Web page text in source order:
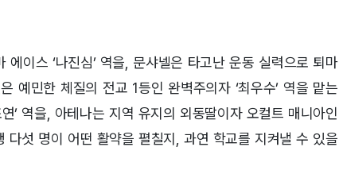
이스 ‘나진심’ 역을, 문샤넬은 타고난 운동 실력으로 퇴마
예민한 체질의 전교 1등인 완벽주의자 ‘최우수’ 역을 맡는
’ 역을, 아테나는 지역 유지의 외동딸이자 오컬트 매니아인
다섯 명이 어떤 활약을 펼칠지, 과연 학교를 지켜낼 수 있을